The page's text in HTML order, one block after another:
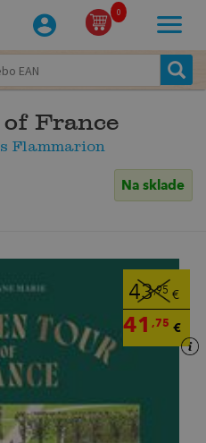
0
France
Flammarion
Na sklade
43,95 €
41,75 €